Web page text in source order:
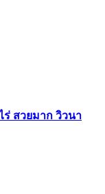
สวยมาก วิวนา